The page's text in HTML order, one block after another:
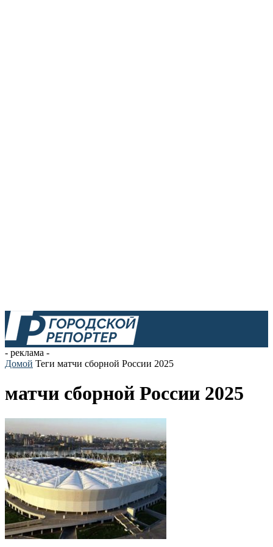
- реклама -
Домой Теги матчи сборной России 2025
матчи сборной России 2025